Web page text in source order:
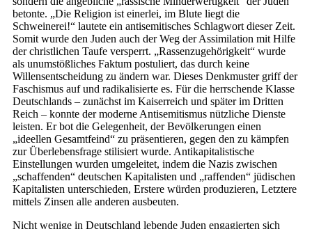
betonte. „Die Religion ist einerlei, im Blute liegt die
Schweinerei!“ lautete ein antisemitisches Schlagwort dieser Zeit.
Somit wurde den Juden auch der Weg der Assimilation mit Hilfe
der christlichen Taufe versperrt. „Rassenzugehörigkeit“ wurde
als unumstößliches Faktum postuliert, das durch keine
Willensentscheidung zu ändern war. Dieses Denkmuster griff der
Faschismus auf und radikalisierte es. Für die herrschende Klasse
Deutschlands – zunächst im Kaiserreich und später im Dritten
Reich – konnte der moderne Antisemitismus nützliche Dienste
leisten. Er bot die Gelegenheit, der Bevölkerungen einen
„ideellen Gesamtfeind“ zu präsentieren, gegen den zu kämpfen
zur Überlebensfrage stilisiert wurde. Antikapitalistische
Einstellungen wurden umgeleitet, indem die Nazis zwischen
„schaffenden“ deutschen Kapitalisten und „raffenden“ jüdischen
Kapitalisten unterschieden, Erstere würden produzieren, Letztere
mittels Zinsen alle anderen ausbeuten.
Nicht wenige in Deutschland lebende Juden engagierten sich